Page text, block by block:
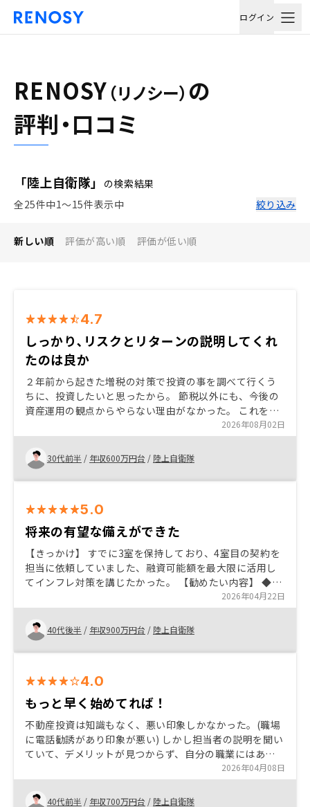
ログイン
RENOSY （リノシー） の
評判・口コミ
「陸上自衛隊」
の検索結果
全25件中1〜15件表示中
絞り込み
新しい順 評価が高い順 評価が低い順
4.7
しっかり､リスクとリターンの説明してくれ
たのは良か
２年前から起きた増税の対策で投資の事を調べて行くう
ちに、投資したいと思ったから。 節税以外にも、今後の
資産運用の観点からやらない理由がなかった。 これを境
に投資の事を勉強したいと思った。 ただし、この国にお
いては投資のことについて理解が追いついてないため、
他の人にすすめる事は難しい。 説明時に専門用語も大事
だが、専門用語を例え話しで説明した方が良いと思っ
た。
2026年08月02日
30代前半 / 年収600万円台 / 陸上自衛隊
5.0
将来の有望な備えができた
【きっかけ】 すでに3室を保持しており、4室目の契約を
担当に依頼していました、融資可能額を最大限に活用し
てインフレ対策を講じたかった。 【勧めたい内容】 ◆効
果的なインフレ対策が可能 ◆不動産投資全般のリスクヘ
ッジの理解 特にありません。
2026年04月22日
40代後半 / 年収900万円台 / 陸上自衛隊
4.0
もっと早く始めてれば！
不動産投資は知識もなく、悪い印象しかなかった。(職場
に電話勧誘があり印象が悪い) しかし担当者の説明を聞い
ていて、デメリットが見つからず、自分の職業にはあっ
た投資なのかと思いました。内容を聞いているうちに生
命保険として成り立つと思います購入しました。 ありま
せん。
2026年04月08日
40代前半 / 年収700万円台 / 陸上自衛隊